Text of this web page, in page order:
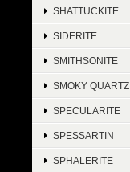
SHATTUCKITE
SIDERITE
SMITHSONITE
SMOKY QUARTZ
SPECULARITE
SPESSARTIN
SPHALERITE